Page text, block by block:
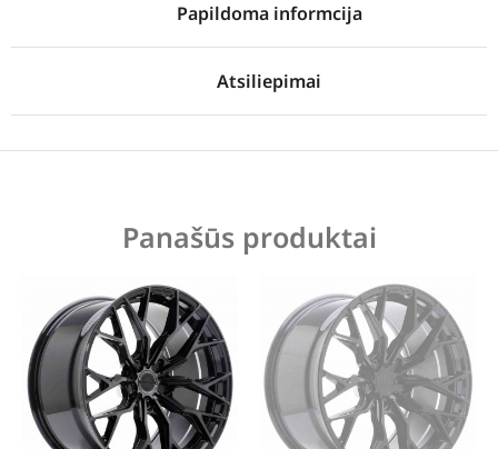
Papildoma informcija
Atsiliepimai
Panašūs produktai